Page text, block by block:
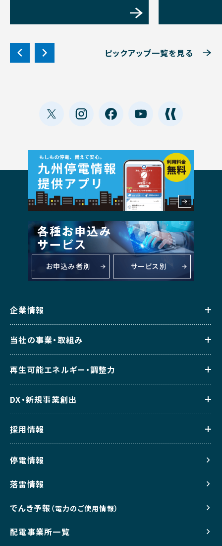
ピックアップ一覧を見る
お申込み者別 サービス別
企業情報
当社の事業・取組み
再生可能エネルギー・調整力
DX・新規事業創出
採用情報
停電情報
落雷情報
でんき予報 （電力のご使用情報）
配電事業所一覧